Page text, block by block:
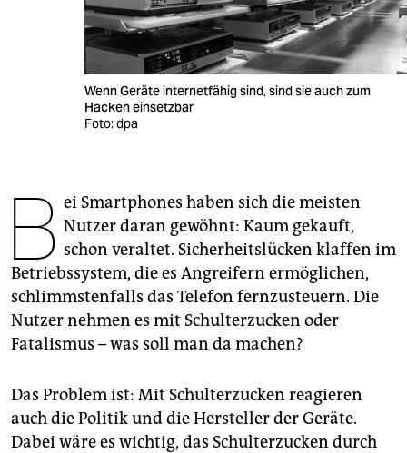
veranstaltungen
fragen & hilfe
genossenschaft
epaper login
Wenn Geräte internetfähig sind, sind sie auch zum
Hacken einsetzbar
Foto: dpa
B ei Smartphones haben sich die meisten
Nutzer daran gewöhnt: Kaum gekauft,
schon veraltet. Sicherheitslücken klaffen im
Betriebssystem, die es Angreifern ermöglichen,
schlimmstenfalls das Telefon fernzusteuern. Die
Nutzer nehmen es mit Schulterzucken oder
Fatalismus – was soll man da machen?
Das Problem ist: Mit Schulterzucken reagieren
auch die Politik und die Hersteller der Geräte.
Dabei wäre es wichtig, das Schulterzucken durch